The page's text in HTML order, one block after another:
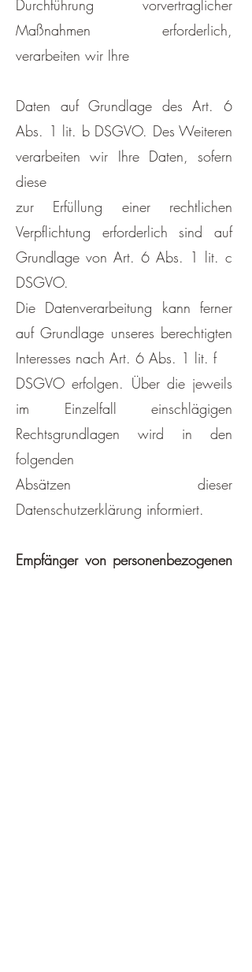
Durchführung vorvertraglicher
Maßnahmen erforderlich,
verarbeiten wir Ihre
Daten auf Grundlage des Art. 6
Abs. 1 lit. b DSGVO. Des Weiteren
verarbeiten wir Ihre Daten, sofern
diese
zur Erfüllung einer rechtlichen
Verpflichtung erforderlich sind auf
Grundlage von Art. 6 Abs. 1 lit. c
DSGVO.
Die Datenverarbeitung kann ferner
auf Grundlage unseres berechtigten
Interesses nach Art. 6 Abs. 1 lit. f
DSGVO erfolgen. Über die jeweils
im Einzelfall einschlägigen
Rechtsgrundlagen wird in den
folgenden
Absätzen dieser
Datenschutzerklärung informiert.
Empfänger von personenbezogenen